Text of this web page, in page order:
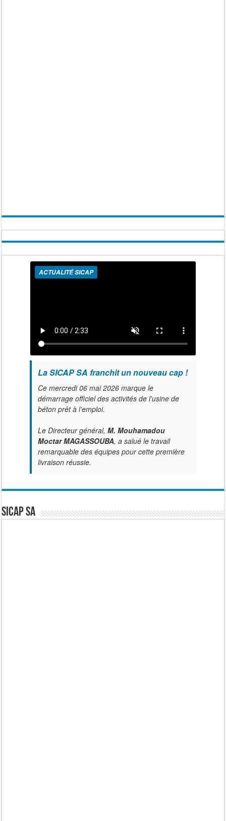
ACTUALITÉ SICAP
La SICAP SA franchit un nouveau cap !
Ce mercredi 06 mai 2026 marque le
démarrage officiel des activités de l'usine de
béton prêt à l’emploi.
Le Directeur général, M. Mouhamadou
Moctar MAGASSOUBA, a salué le travail
remarquable des équipes pour cette première
livraison réussie.
SICAP SA